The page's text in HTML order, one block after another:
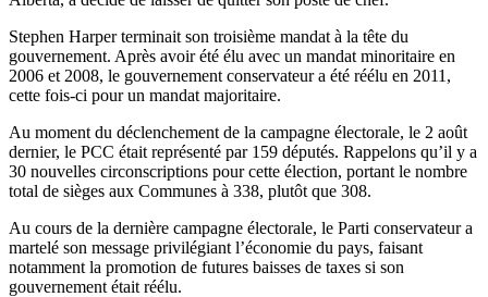
Stephen Harper terminait son troisième mandat à la tête du
gouvernement. Après avoir été élu avec un mandat minoritaire en
2006 et 2008, le gouvernement conservateur a été réélu en 2011,
cette fois-ci pour un mandat majoritaire.
Au moment du déclenchement de la campagne électorale, le 2 août
dernier, le PCC était représenté par 159 députés. Rappelons qu’il y a
30 nouvelles circonscriptions pour cette élection, portant le nombre
total de sièges aux Communes à 338, plutôt que 308.
Au cours de la dernière campagne électorale, le Parti conservateur a
martelé son message privilégiant l’économie du pays, faisant
notamment la promotion de futures baisses de taxes si son
gouvernement était réélu.